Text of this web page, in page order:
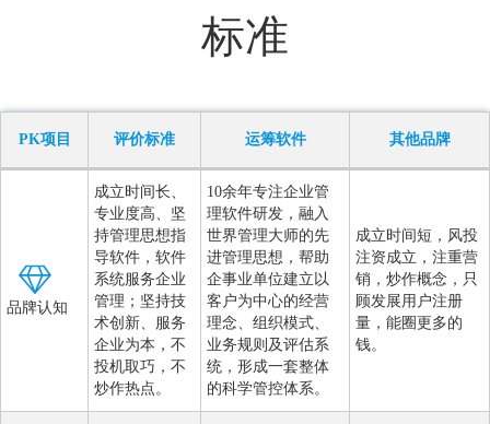
标准
PK项目 评价标准 运筹软件 其他品牌
品牌认知
成立时间长、
专业度高、坚
持管理思想指
导软件，软件
系统服务企业
管理；坚持技
术创新、服务
企业为本，不
投机取巧，不
炒作热点。
10余年专注企业管
理软件研发，融入
世界管理大师的先
进管理思想，帮助
企事业单位建立以
客户为中心的经营
理念、组织模式、
业务规则及评估系
统，形成一套整体
的科学管控体系。
成立时间短，风投
注资成立，注重营
销，炒作概念，只
顾发展用户注册
量，能圈更多的
钱。